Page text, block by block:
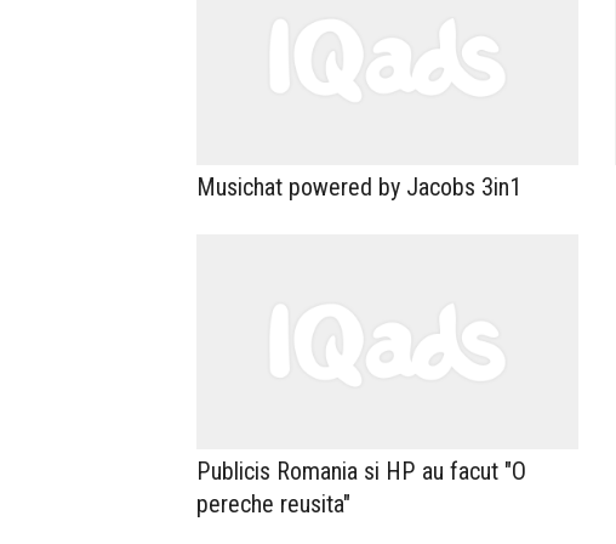
Musichat powered by Jacobs 3in1
Publicis Romania si HP au facut "O
pereche reusita"